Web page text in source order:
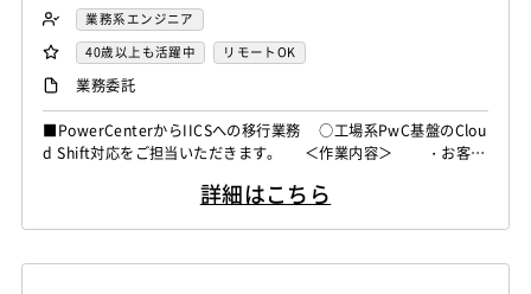
年以上） ■PowerCenterからIICSへの移行経験者（3年以
上） ■コミュニケーション良好な方 ■勤怠良好な方
業務系エンジニア
40歳以上も活躍中
リモートOK
業務委託
■PowerCenterからIICSへの移行業務 ○工場系PwC基盤のClou
d Shift対応をご担当いただきます。 ＜作業内容＞ ・お客様
を使用したCDI-PC⇒IICS変換 ・変換したIFの動作確認
詳細はこちら